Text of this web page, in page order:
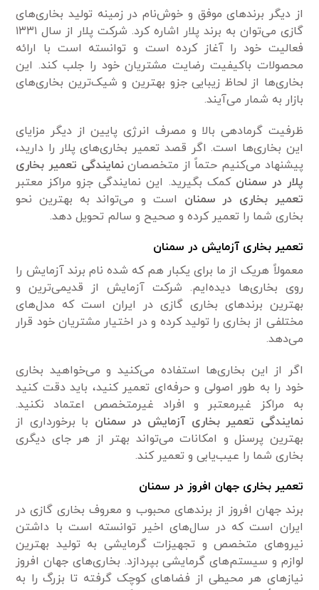
از دیگر برند‌های موفق و خوش‌نام در زمینه تولید بخاری‌های
گازی می‌توان به برند پلار اشاره کرد. شرکت پلار از سال ۱۳۳۱
فعالیت خود را آغاز کرده است و توانسته است با ارائه
محصولات باکیفیت رضایت مشتریان خود را جلب کند. این
بخاری‌ها از لحاظ زیبایی جزو بهترین و شیک‌ترین بخاری‌های
بازار به شمار می‌آیند.
ظرفیت گرمادهی بالا و مصرف انرژی پایین از دیگر مزایای
این بخاری‌ها است. اگر قصد تعمیر بخاری‌های پلار را دارید،
پیشنهاد می‌کنیم حتماً از متخصصاننمایندگی تعمیر بخاری
پلار در سمنان کمک بگیرید. این نمایندگی جزو مراکز معتبر
تعمیر بخاری در سمنان است و می‌تواند به بهترین نحو
بخاری شما را تعمیر کرده و صحیح و سالم تحویل دهد.
تعمیر بخاری آزمایش در سمنان
معمولاً هریک از ما برای یکبار هم که شده نام برند آزمایش را
روی بخاری‌ها دیده‌ایم. شرکت آزمایش از قدیمی‌ترین و
بهترین برند‌های بخاری گازی در ایران است که مدل‌های
مختلفی از بخاری را تولید کرده و در اختیار مشتریان خود قرار
می‌دهد.
اگر از این بخاری‌ها استفاده می‌کنید و می‌خواهید بخاری
خود را به طور اصولی و حرفه‌ای تعمیر کنید، باید دقت کنید
به مراکز غیرمعتبر و افراد غیرمتخصص اعتماد نکنید.
نمایندگی تعمیر بخاری آزمایش در سمنان با برخورداری از
بهترین پرسنل و امکانات می‌تواند بهتر از هر جای دیگری
بخاری شما را عیب‌یابی و تعمیر کند.
تعمیر بخاری جهان افروز در سمنان
برند جهان افروز از برند‌های محبوب و معروف بخاری گازی در
ایران است که در سال‌های اخیر توانسته است با داشتن
نیرو‌های متخصص و تجهیزات گرمایشی به تولید بهترین
لوازم و سیستم‌های گرمایشی بپردازد. بخاری‌های جهان افروز
نیاز‌های هر محیطی از فضاهای کوچک گرفته تا بزرگ را به